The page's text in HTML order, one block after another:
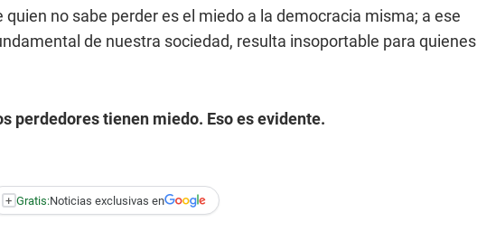
no sabe perder es el miedo a la democracia misma; a ese
de nuestra sociedad, resulta insoportable para quienes
perdedores tienen miedo. Eso es evidente.
+ Gratis:Noticias exclusivas en